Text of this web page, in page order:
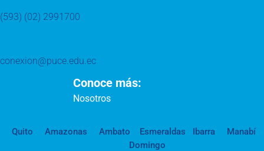
(593) (02) 2991700
conexion@puce.edu.ec
Conoce más:
Nosotros
Quito Amazonas Ambato Esmeraldas Ibarra
Manabí
Domingo